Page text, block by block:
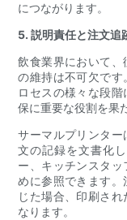
につながります。
5. 説明責任と注文追
飲食業界において
の維持は不可欠で
ロセスの様々な段
保に重要な役割を果
サーマルプリンタ
文の記録を文書化
ー、キッチンスタ
めに参照できます
じた場合、印刷さ
なります。